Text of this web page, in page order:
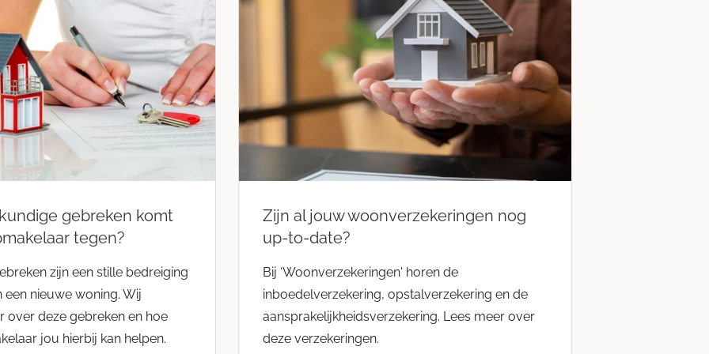
gebreken komt
tegen?
zijn een stille bedreiging
nieuwe woning. Wij
over deze gebreken en hoe
jou hierbij kan helpen.
Zijn al jouw woonverzekeringen nog
up-to-date?
Bij ‘Woonverzekeringen' horen de
inboedelverzekering, opstalverzekering en de
aansprakelijkheidsverzekering. Lees meer over
deze verzekeringen.